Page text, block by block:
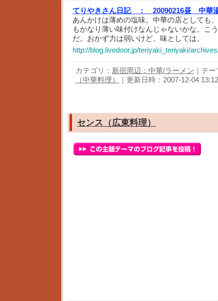
てりやきさん日記 ：
20090216昼 中華
あんかけは薄めの塩味。中華の店としても
もかなり薄い味付けなんじゃないかな。こ
だ。おかず力は弱いけど、味としては。
http://blog.livedoor.jp/teriyaki_teriyaki/
カテゴリ： 新宿周辺：中華/ラーメン ｜テ
（中華料理）
｜更新日時：2007-12-04
センス（広東料理）